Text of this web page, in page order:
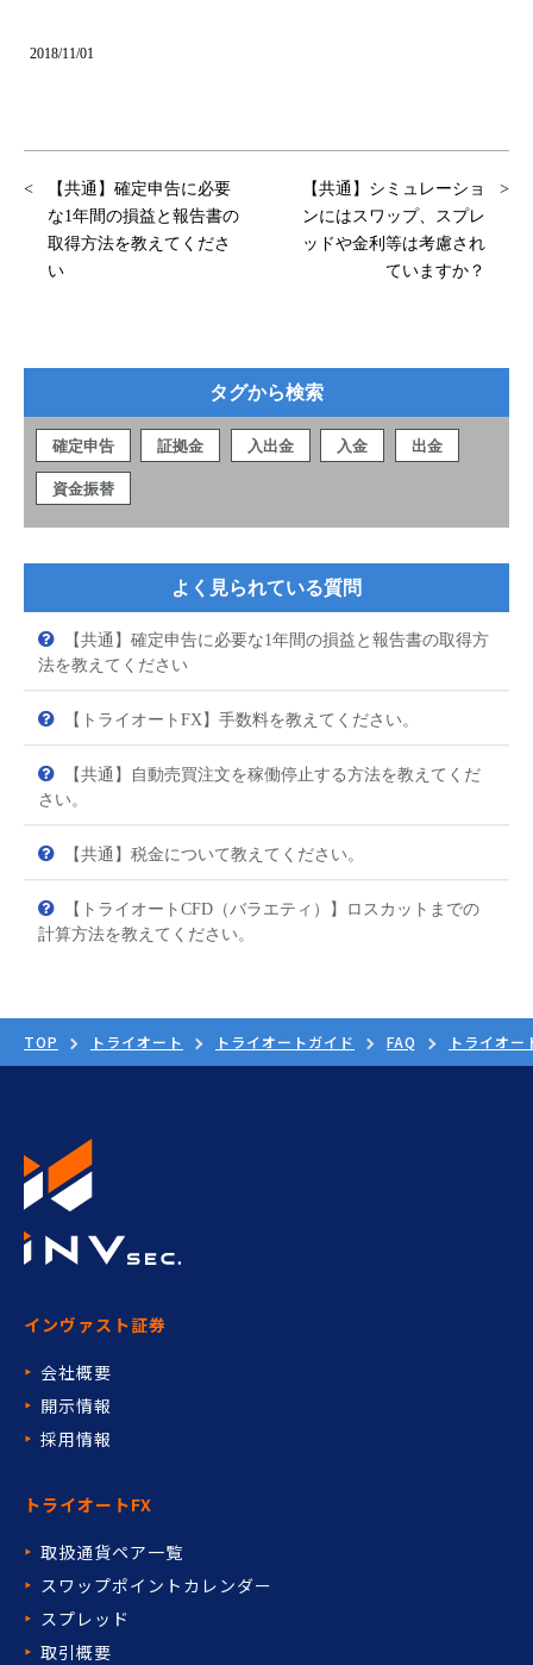
2018/11/01
【共通】確定申告に必要
な1年間の損益と報告書の
取得方法を教えてくださ
い
【共通】シミュレーショ
ンにはスワップ、スプレ
ッドや金利等は考慮され
ていますか？
タグから検索
確定申告 証拠金 入出金 入金 出金
資金振替
よく見られている質問
【共通】確定申告に必要な1年間の損益と報告書の取得方
法を教えてください
【トライオートFX】手数料を教えてください。
【共通】自動売買注文を稼働停止する方法を教えてくだ
さい。
【共通】税金について教えてください。
【トライオートCFD（バラエティ）】ロスカットまでの
計算方法を教えてください。
TOP トライオート トライオートガイド FAQ トライオー
インヴァスト証券
会社概要
開示情報
採用情報
トライオートFX
取扱通貨ペア一覧
スワップポイントカレンダー
スプレッド
取引概要